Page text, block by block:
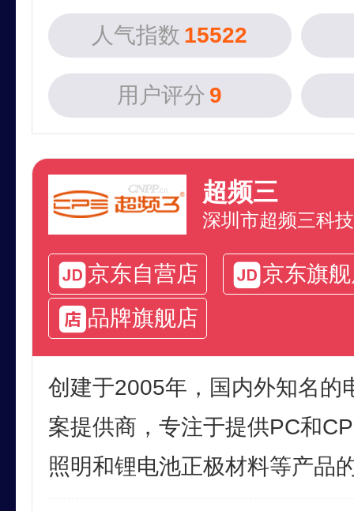
人气指数 15522
用户评分 9
超频三
京东自营店
京东旗
品牌旗舰店
创建于2005年，国内外知名的
案提供商，专注于提供PC和
照明和锂电池正极材料等产品